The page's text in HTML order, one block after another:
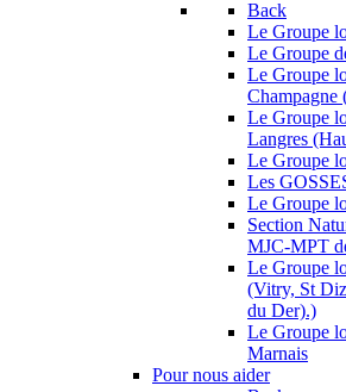
Back
Le Groupe
Le Groupe
Le Groupe
Champagne
Le Groupe
Langres
Le Groupe
Les
Le Groupe
Section
MJC-MPT
Le Groupe
(Vitry, St
du Der).)
Le Groupe
Marnais
Pour nous aider